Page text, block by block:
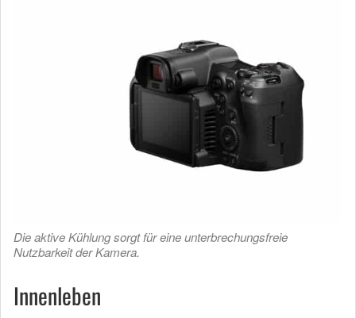
Die aktive Kühlung sorgt für eine unterbrechungsfreie
Nutzbarkeit der Kamera.
Innenleben